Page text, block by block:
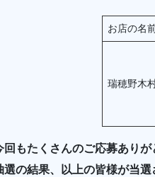
お店の名
瑞穂野木
回もたくさんのご応募ありが
選の結果、以上の皆様が当